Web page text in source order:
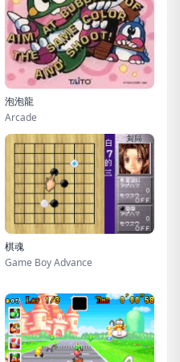
泡泡龍
Arcade
棋魂
Game Boy Advance